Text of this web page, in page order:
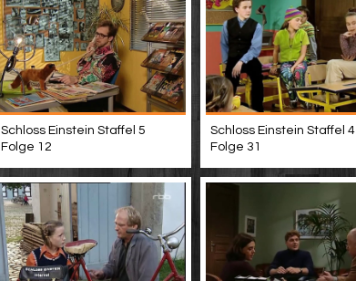
Schloss Einstein Staffel 5
Folge 12
Schloss Einstein Staffel 4
Folge 31